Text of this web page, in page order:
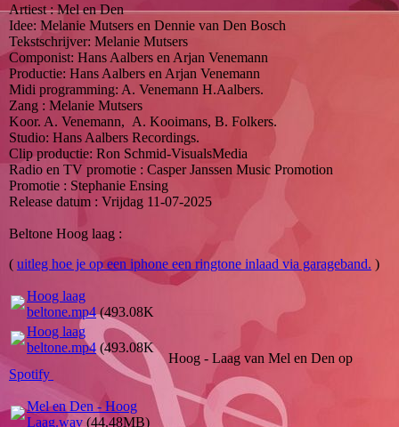
Artiest : Mel en Den
Idee: Melanie Mutsers en Dennie van Den Bosch
Tekstschrijver: Melanie Mutsers
Componist: Hans Aalbers en Arjan Venemann
Productie: Hans Aalbers en Arjan Venemann
Midi programming: A. Venemann H.Aalbers.
Zang : Melanie Mutsers
Koor. A. Venemann, A. Kooimans, B. Folkers.
Studio: Hans Aalbers Recordings.
Clip productie: Ron Schmid-VisualsMedia
Radio en TV promotie : Casper Janssen Music Promotion
Promotie : Stephanie Ensing
Release datum : Vrijdag 11-07-2025
Beltone Hoog laag :
( uitleg hoe je op een iphone een ringtone inlaad via garageband. )
Hoog laag
beltone.mp4(493.08KB)
Hoog laag
beltone.mp4 (493.08KB)
Hoog - Laag van Mel en Den op
Spotify
Mel en Den - Hoog
Laag.wav (44.48MB)